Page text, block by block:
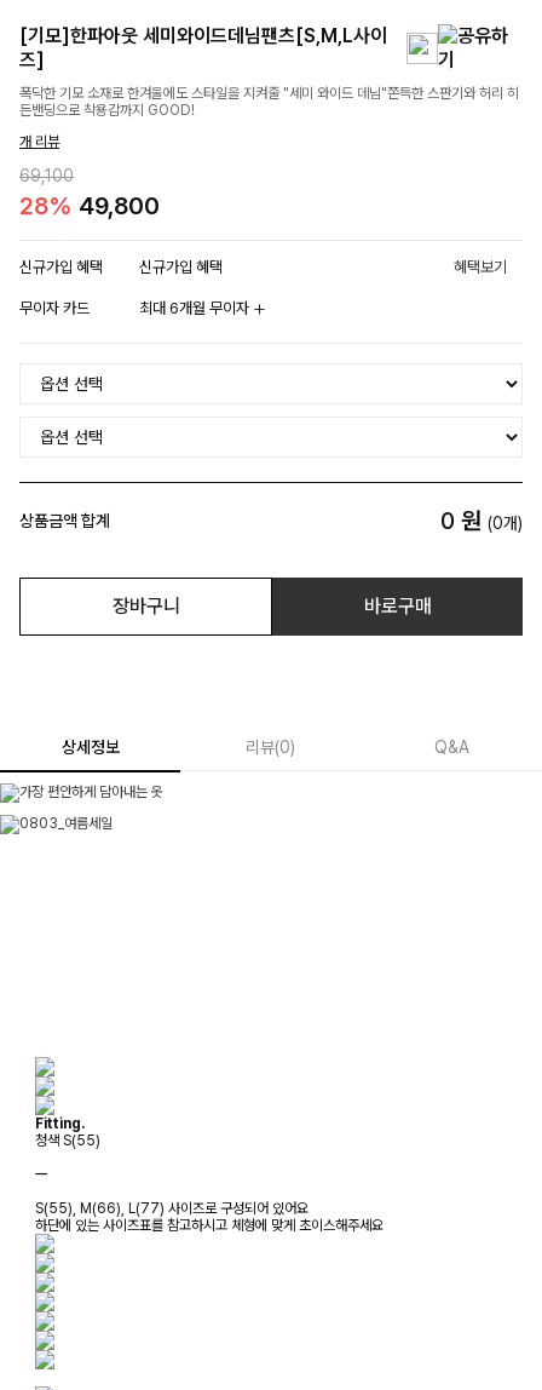
[기모]한파아웃 세미와이드데님팬츠[S,M,L사이
즈]
폭닥한 기모 소재로 한겨울에도 스타일을 지켜줄 "세미 와이드 데님"쫀득한 스판기와 허리 히
든밴딩으로 착용감까지 GOOD!
개 리뷰
69,100
28% 49,800
신규가입 혜택 신규가입 혜택 혜택보기
무이자 카드 최대 6개월 무이자
상품금액 합계 0 원 (0개)
장바구니 바로구매
상세정보 리뷰(0) Q&A
Fitting.
청색 S(55)
ㅡ
S(55), M(66), L(77) 사이즈로 구성되어 있어요
하단에 있는 사이즈표를 참고하시고 체형에 맞게 초이스해주세요